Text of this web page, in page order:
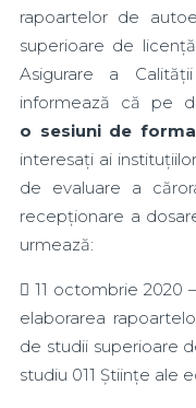
rapoartelor de
superioare de
Asigurare a
informează că pe
o sesiuni de
interesați ai
de evaluare a
recepționare a
urmează:
 11 octombrie 2020
elaborarea
de studii superioare
studiu 011 Științe ale